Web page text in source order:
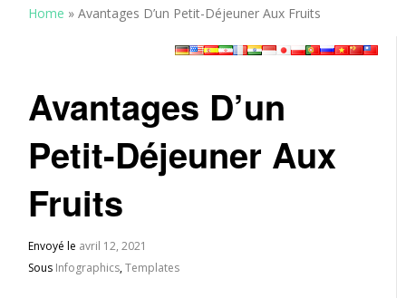
Home »Avantages D’un Petit-Déjeuner Aux Fruits
Avantages D’un
Petit-Déjeuner Aux
Fruits
Envoyé le avril 12, 2021
Sous Infographics,Templates